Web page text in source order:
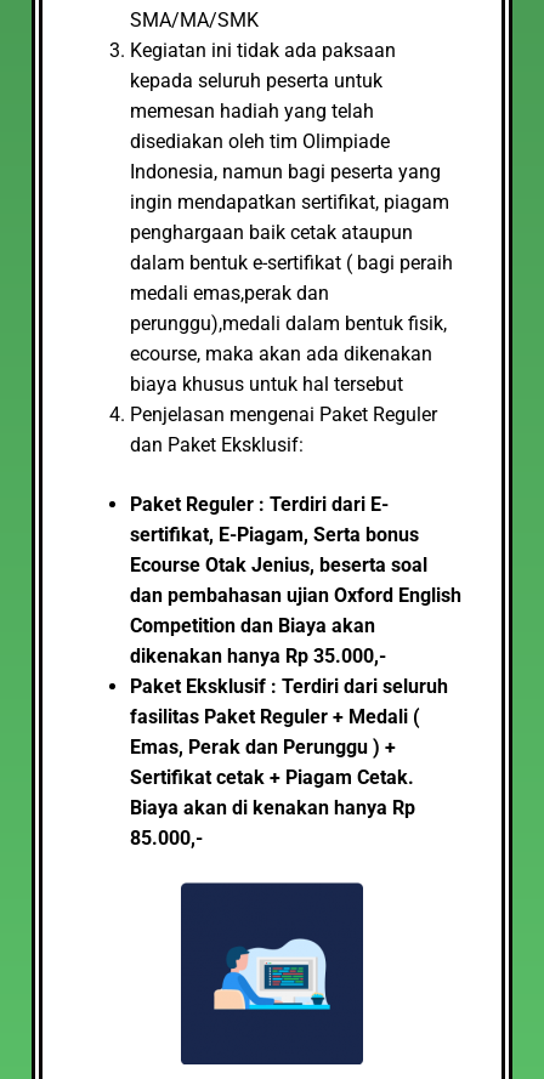
SMA/MA/SMK
Kegiatan ini tidak ada paksaan
kepada seluruh peserta untuk
memesan hadiah yang telah
disediakan oleh tim Olimpiade
Indonesia, namun bagi peserta yang
ingin mendapatkan sertifikat, piagam
penghargaan baik cetak ataupun
dalam bentuk e-sertifikat ( bagi peraih
medali emas,perak dan
perunggu),medali dalam bentuk fisik,
ecourse, maka akan ada dikenakan
biaya khusus untuk hal tersebut
Penjelasan mengenai Paket Reguler
dan Paket Eksklusif:
Paket Reguler : Terdiri dari E-
sertifikat, E-Piagam, Serta bonus
Ecourse Otak Jenius, beserta soal
dan pembahasan ujian Oxford English
Competition dan Biaya akan
dikenakan hanya Rp 35.000,-
Paket Eksklusif : Terdiri dari seluruh
fasilitas Paket Reguler + Medali (
Emas, Perak dan Perunggu ) +
Sertifikat cetak + Piagam Cetak.
Biaya akan di kenakan hanya Rp
85.000,-